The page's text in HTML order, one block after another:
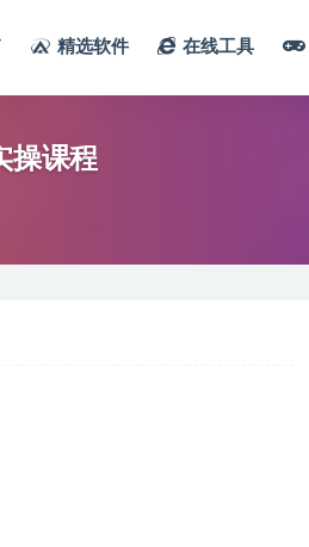
精选软件 在线工具
操课程